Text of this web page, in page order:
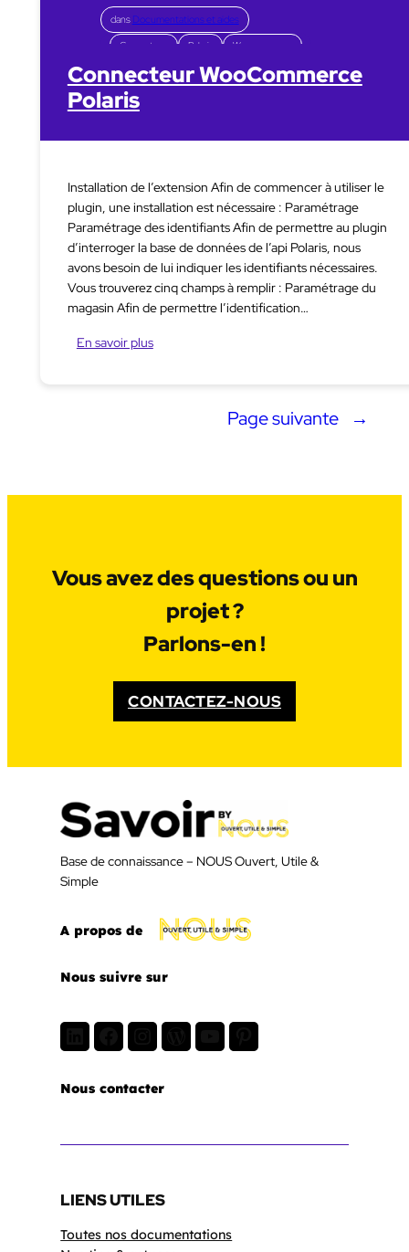
dans Documentations et aides
Connecteurs Polaris Woocommerce
Connecteur WooCommerce
Polaris
Installation de l’extension Afin de commencer à utiliser le
plugin, une installation est nécessaire : Paramétrage
Paramétrage des identifiants Afin de permettre au plugin
d’interroger la base de données de l’api Polaris, nous
avons besoin de lui indiquer les identifiants nécessaires.
Vous trouverez cinq champs à remplir : Paramétrage du
magasin Afin de permettre l’identification…
En savoir plus
Page suivante →
Vous avez des questions ou un
projet ?
Parlons-en !
CONTACTEZ-NOUS
Base de connaissance – NOUS Ouvert, Utile &
Simple
A propos de
Nous suivre sur
Nous contacter
LIENS UTILES
Toutes nos documentations